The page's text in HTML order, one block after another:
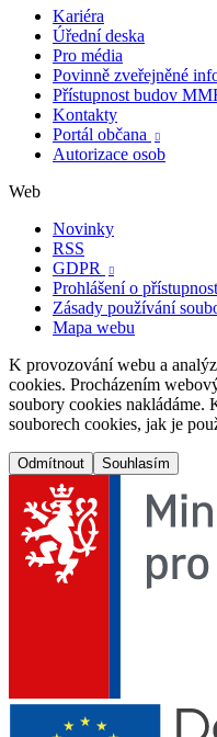
Kariéra
Úřední deska
Pro média
Povinně zveřejněné
Přístupnost budov
Kontakty
Portál občana

Autorizace osob
Web
Novinky
RSS
GDPR

Prohlášení o
Zásady používání
Mapa webu
K provozování webu a
cookies. Procházením
soubory cookies nakládáme.
souborech cookies, jak je
Odmítnout Souhlasím